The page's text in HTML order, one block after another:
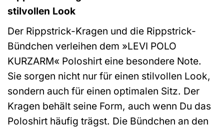
stilvollen Look
Der Rippstrick-Kragen und die Rippstrick-
Bündchen verleihen dem »LEVI POLO
KURZARM« Poloshirt eine besondere Note.
Sie sorgen nicht nur für einen stilvollen Look,
sondern auch für einen optimalen Sitz. Der
Kragen behält seine Form, auch wenn Du das
Poloshirt häufig trägst. Die Bündchen an den